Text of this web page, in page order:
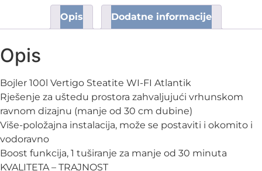
Opis Dodatne informacije
Opis
Bojler 100l Vertigo Steatite WI-FI Atlantik
Rješenje za uštedu prostora zahvaljujući vrhunskom
ravnom dizajnu (manje od 30 cm dubine)
Više-položajna instalacija, može se postaviti i okomito i
vodoravno
Boost funkcija, 1 tuširanje za manje od 30 minuta
KVALITETA – TRAJNOST